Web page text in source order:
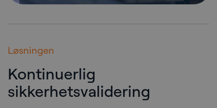
Løsningen
Kontinuerlig
sikkerhetsvalidering